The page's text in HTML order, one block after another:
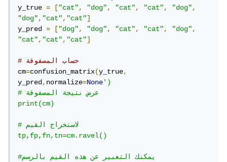
y_true = ["cat", "dog", "cat", "cat", "dog",
"dog","cat","cat"]
y_pred = ["dog", "dog", "cat", "cat", "dog",
"cat","cat","cat"]
# حساب المصفوفة
cm=confusion_matrix(y_true,
y_pred,normalize=None')
# عرض نتيجة المصفوفة
print(cm)
# لاستخراج القيم
tp,fp,fn,tn=cm.ravel()
#يمكنك التعبير عن هذه القيم بالرسم